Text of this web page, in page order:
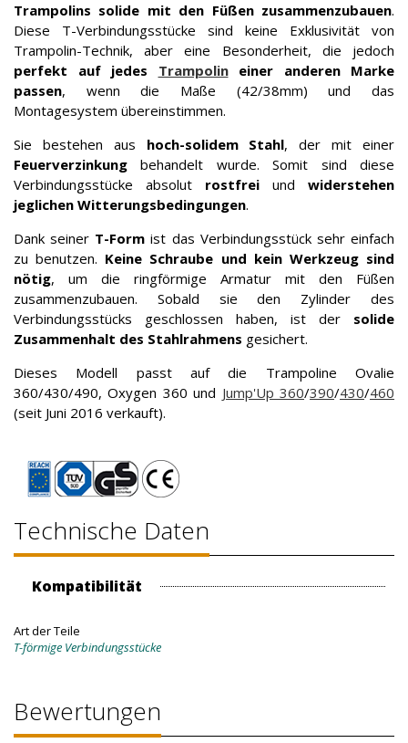
Trampolins solide mit den Füßen zusammenzubauen.
Diese T-Verbindungsstücke sind keine Exklusivität von
Trampolin-Technik, aber eine Besonderheit, die jedoch
perfekt auf jedes Trampolineiner anderen Marke
passen, wenn die Maße (42/38mm) und das
Montagesystem übereinstimmen.
Sie bestehen aus hoch-solidem Stahl, der mit einer
Feuerverzinkung behandelt wurde. Somit sind diese
Verbindungsstücke absolut rostfrei und widerstehen
jeglichen Witterungsbedingungen.
Dank seiner T-Form ist das Verbindungsstück sehr einfach
zu benutzen. Keine Schraube und kein Werkzeug sind
nötig, um die ringförmige Armatur mit den Füßen
zusammenzubauen. Sobald sie den Zylinder des
Verbindungsstücks geschlossen haben, ist der solide
Zusammenhalt des Stahlrahmens gesichert.
Dieses Modell passt auf die Trampoline Ovalie
360/430/490, Oxygen 360 und Jump'Up 360/390/430/460
(seit Juni 2016 verkauft).
Technische Daten
Kompatibilität
Art der Teile
T-förmige Verbindungsstücke
Bewertungen